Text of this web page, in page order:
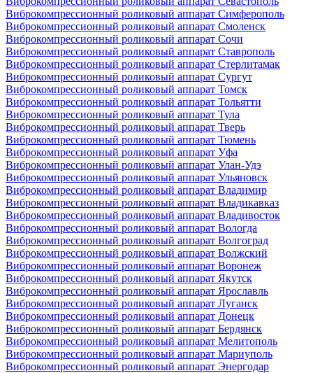
Виброкомпрессионный роликовый аппарат Симферополь
Виброкомпрессионный роликовый аппарат Смоленск
Виброкомпрессионный роликовый аппарат Сочи
Виброкомпрессионный роликовый аппарат Ставрополь
Виброкомпрессионный роликовый аппарат Стерлитамак
Виброкомпрессионный роликовый аппарат Сургут
Виброкомпрессионный роликовый аппарат Томск
Виброкомпрессионный роликовый аппарат Тольятти
Виброкомпрессионный роликовый аппарат Тула
Виброкомпрессионный роликовый аппарат Тверь
Виброкомпрессионный роликовый аппарат Тюмень
Виброкомпрессионный роликовый аппарат Уфа
Виброкомпрессионный роликовый аппарат Улан-Удэ
Виброкомпрессионный роликовый аппарат Ульяновск
Виброкомпрессионный роликовый аппарат Владимир
Виброкомпрессионный роликовый аппарат Владикавказ
Виброкомпрессионный роликовый аппарат Владивосток
Виброкомпрессионный роликовый аппарат Вологда
Виброкомпрессионный роликовый аппарат Волгоград
Виброкомпрессионный роликовый аппарат Волжский
Виброкомпрессионный роликовый аппарат Воронеж
Виброкомпрессионный роликовый аппарат Якутск
Виброкомпрессионный роликовый аппарат Ярославль
Виброкомпрессионный роликовый аппарат Луганск
Виброкомпрессионный роликовый аппарат Донецк
Виброкомпрессионный роликовый аппарат Бердянск
Виброкомпрессионный роликовый аппарат Мелитополь
Виброкомпрессионный роликовый аппарат Мариуполь
Виброкомпрессионный роликовый аппарат Энергодар